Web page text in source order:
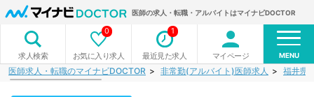
医師の求人・転職・アルバイトはマイナビDOCTOR
求人検索 お気に入り求人
0
最近見た求人
1
マイページ MENU
医師求人・転職のマイナビDOCTOR 非常勤(アルバイト)医師求人 福井県